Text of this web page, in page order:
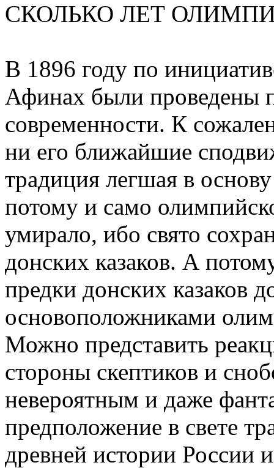
СКОЛЬКО ЛЕТ
В 1896 году по
Афинах были проведены
современности. К
ни его ближайшие
традиция легшая в
потому и само
умирало, ибо свято
донских казаков. А
предки донских казаков
основоположниками
Можно представить
стороны скептиков и
невероятным и даже
предположение в свете
древней истории России